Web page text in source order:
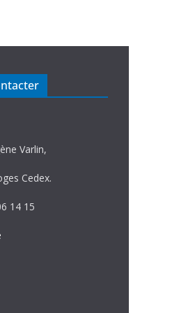
Varlin,
Cedex.
14 15